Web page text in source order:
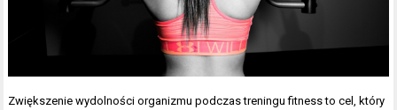
Zwiększenie wydolności organizmu podczas treningu fitness to cel, który